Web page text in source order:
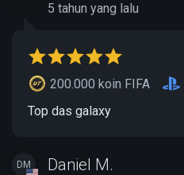
5 tahun yang lalu
200.000 koin FIFA
Top das galaxy
DM Daniel M.